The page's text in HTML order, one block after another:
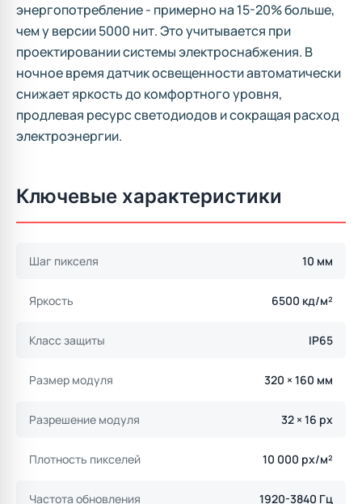
энергопотребление - примерно на 15-20% больше,
чем у версии 5000 нит. Это учитывается при
проектировании системы электроснабжения. В
ночное время датчик освещенности автоматически
снижает яркость до комфортного уровня,
продлевая ресурс светодиодов и сокращая расход
электроэнергии.
Ключевые характеристики
Шаг пикселя 10 мм
Яркость 6500 кд/м²
Класс защиты IP65
Размер модуля 320 × 160 мм
Разрешение модуля 32 × 16 px
Плотность пикселей 10 000 px/м²
Частота обновления 1920-3840 Гц